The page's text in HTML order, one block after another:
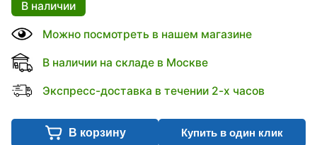
В наличии
Можно посмотреть в нашем магазине
В наличии на складе в Москве
Экспресс-доставка в течении 2-х часов
В корзину Купить в один клик